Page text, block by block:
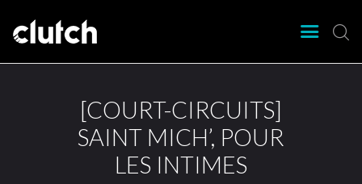
[COURT-CIRCUITS]
SAINT MICH’, POUR
LES INTIMES
Clutch Webzine
Agenda
Nos éditions
Magazine
Articles